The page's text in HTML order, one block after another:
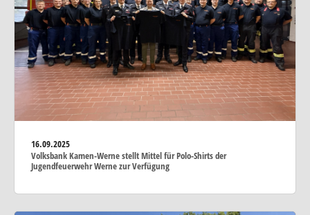
16.09.2025
Volksbank Kamen-Werne stellt Mittel für Polo-Shirts der
Jugendfeuerwehr Werne zur Verfügung